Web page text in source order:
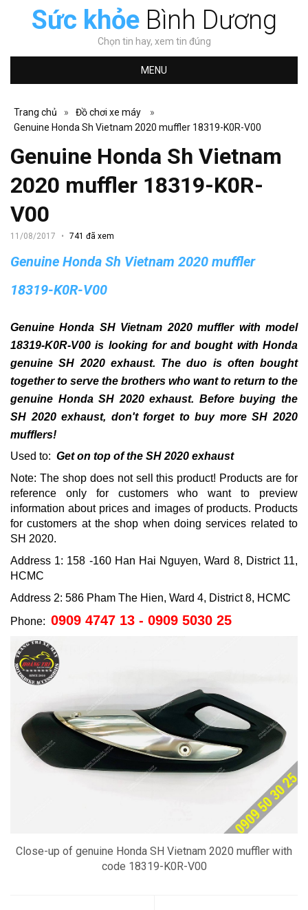
Sức khỏeBình Dương
Chọn tin hay, xem tin đúng
MENU
Trang chủ » Đồ chơi xe máy
»
Genuine Honda Sh Vietnam 2020 muffler 18319-K0R-V00
Genuine Honda Sh Vietnam
2020 muffler 18319-K0R-
V00
11/08/2017 741 đã xem
Genuine Honda Sh Vietnam 2020 muffler
18319-K0R-V00
Genuine Honda SH Vietnam 2020 muffler with model
18319-K0R-V00 is looking for and bought with Honda
genuine SH 2020 exhaust. The duo is often bought
together to serve the brothers who want to return to the
genuine Honda SH 2020 exhaust. Before buying the
SH 2020 exhaust, don't forget to buy more SH 2020
mufflers!
Used to: Get on top of the SH 2020 exhaust
Note: The shop does not sell this product! Products are for
reference only for customers who want to preview
information about prices and images of products. Products
for customers at the shop when doing services related to
SH 2020.
Address 1: 158 -160 Han Hai Nguyen, Ward 8, District 11,
HCMC
Address 2: 586 Pham The Hien, Ward 4, District 8, HCMC
Phone: 0909 4747 13 - 0909 5030 25
Close-up of genuine Honda SH Vietnam 2020 muffler with
code 18319-K0R-V00